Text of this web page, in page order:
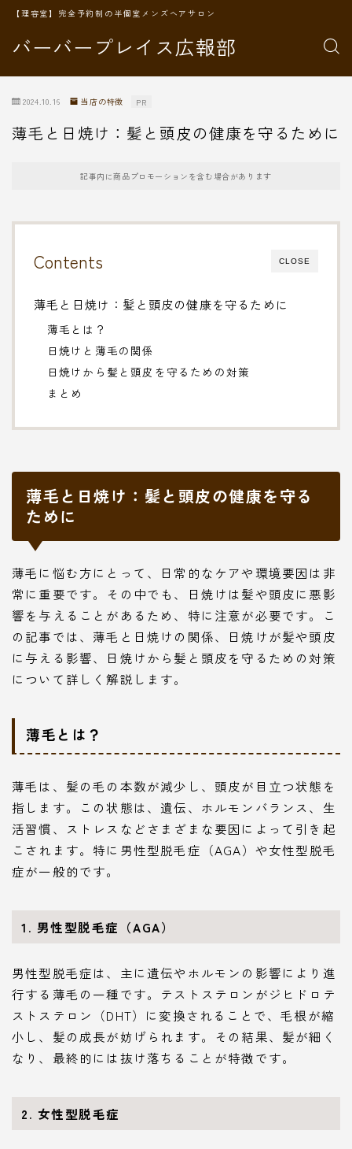
バーバープレイス広報部
【理容室】完全予約制の半個室メンズヘアサロン
2024.10.16 当店の特徴 PR
薄毛と日焼け：髪と頭皮の健康を守るために
記事内に商品プロモーションを含む場合があります
CLOSE
Contents
薄毛と日焼け：髪と頭皮の健康を守るために
薄毛とは？
日焼けと薄毛の関係
日焼けから髪と頭皮を守るための対策
まとめ
薄毛と日焼け：髪と頭皮の健康を守る
ために
薄毛に悩む方にとって、日常的なケアや環境要因は非
常に重要です。その中でも、日焼けは髪や頭皮に悪影
響を与えることがあるため、特に注意が必要です。こ
の記事では、薄毛と日焼けの関係、日焼けが髪や頭皮
に与える影響、日焼けから髪と頭皮を守るための対策
について詳しく解説します。
薄毛とは？
薄毛は、髪の毛の本数が減少し、頭皮が目立つ状態を
指します。この状態は、遺伝、ホルモンバランス、生
活習慣、ストレスなどさまざまな要因によって引き起
こされます。特に男性型脱毛症（AGA）や女性型脱毛
症が一般的です。
1. 男性型脱毛症（AGA）
男性型脱毛症は、主に遺伝やホルモンの影響により進
行する薄毛の一種です。テストステロンがジヒドロテ
ストステロン（DHT）に変換されることで、毛根が縮
小し、髪の成長が妨げられます。その結果、髪が細く
なり、最終的には抜け落ちることが特徴です。
2. 女性型脱毛症